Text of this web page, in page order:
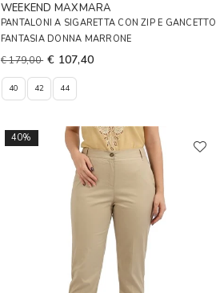
WEEKEND MAXMARA
PANTALONI A SIGARETTA CON ZIP E GANCETTO
FANTASIA DONNA MARRONE
€ 179,00 € 107,40
40 42 44
40%